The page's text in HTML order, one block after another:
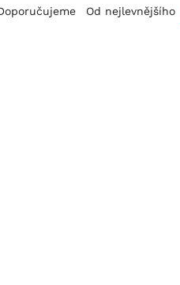
Od nejlevnějšího